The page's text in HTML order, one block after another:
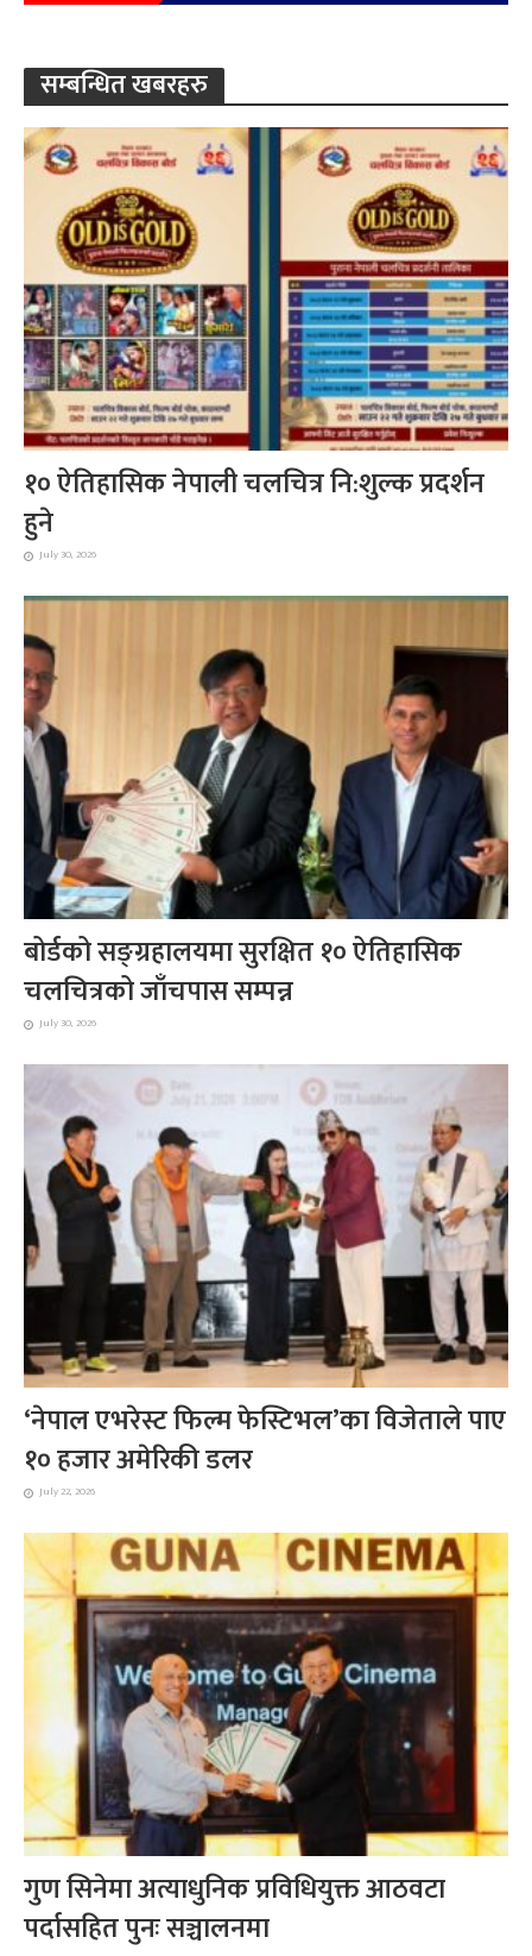
सम्बन्धित खबरहरु
१० ऐतिहासिक नेपाली चलचित्र नि:शुल्क प्रदर्शन
हुने
July 30, 2026
बोर्डको सङ्ग्रहालयमा सुरक्षित १० ऐतिहासिक
चलचित्रको जाँचपास सम्पन्न
July 30, 2026
‘नेपाल एभरेस्ट फिल्म फेस्टिभल’का विजेताले पाए
१० हजार अमेरिकी डलर
July 22, 2026
गुण सिनेमा अत्याधुनिक प्रविधियुक्त आठवटा
पर्दासहित पुनः सञ्चालनमा